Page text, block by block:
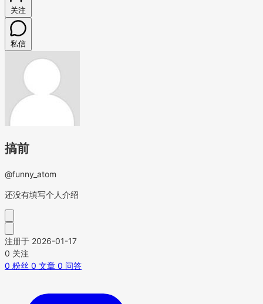
关注
私信
搞前
@funny_atom
还没有填写个人介绍
注册于 2026-01-17
0 关注
0 粉丝 0 文章 0 问答